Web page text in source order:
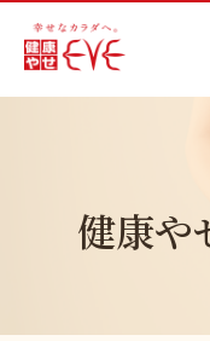
健康や